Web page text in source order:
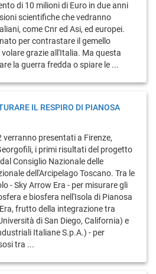
di 10 milioni di Euro in due anni
scientifiche che vedranno
come Cnr ed Asi, ed europei.
per contrastare il gemello
grazie all'Italia. Ma questa
la guerra fredda o spiare le ...
IL RESPIRO DI PIANOSA
presentati a Firenze,
i primi risultati del progetto
Consiglio Nazionale delle
dell'Arcipelago Toscano. Tra le
- Sky Arrow Era - per misurare gli
e biosfera nell'Isola di Pianosa
frutto della integrazione tra
di San Diego, California) e
Italiane S.p.A.) - per
tra ...